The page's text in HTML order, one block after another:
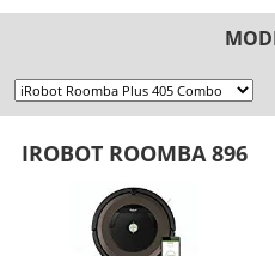
IROBOT ROOMBA 896